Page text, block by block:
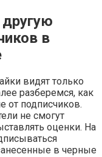
в
видят только
разберемся, как
от подписчиков.
не смогут
оценки. На
в черные